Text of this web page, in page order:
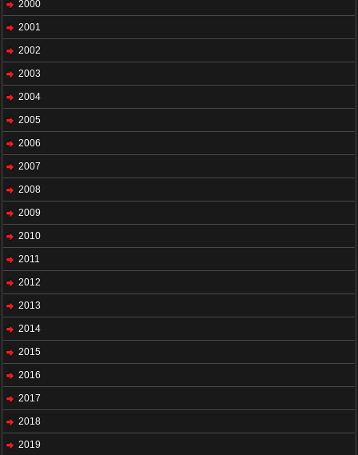
2000
2001
2002
2003
2004
2005
2006
2007
2008
2009
2010
2011
2012
2013
2014
2015
2016
2017
2018
2019